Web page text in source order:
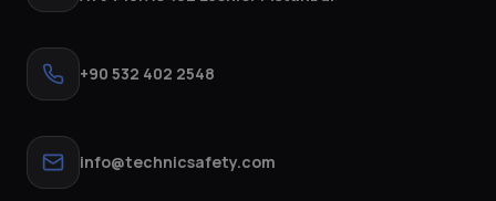
+90 532 402 2548
info@technicsafety.com